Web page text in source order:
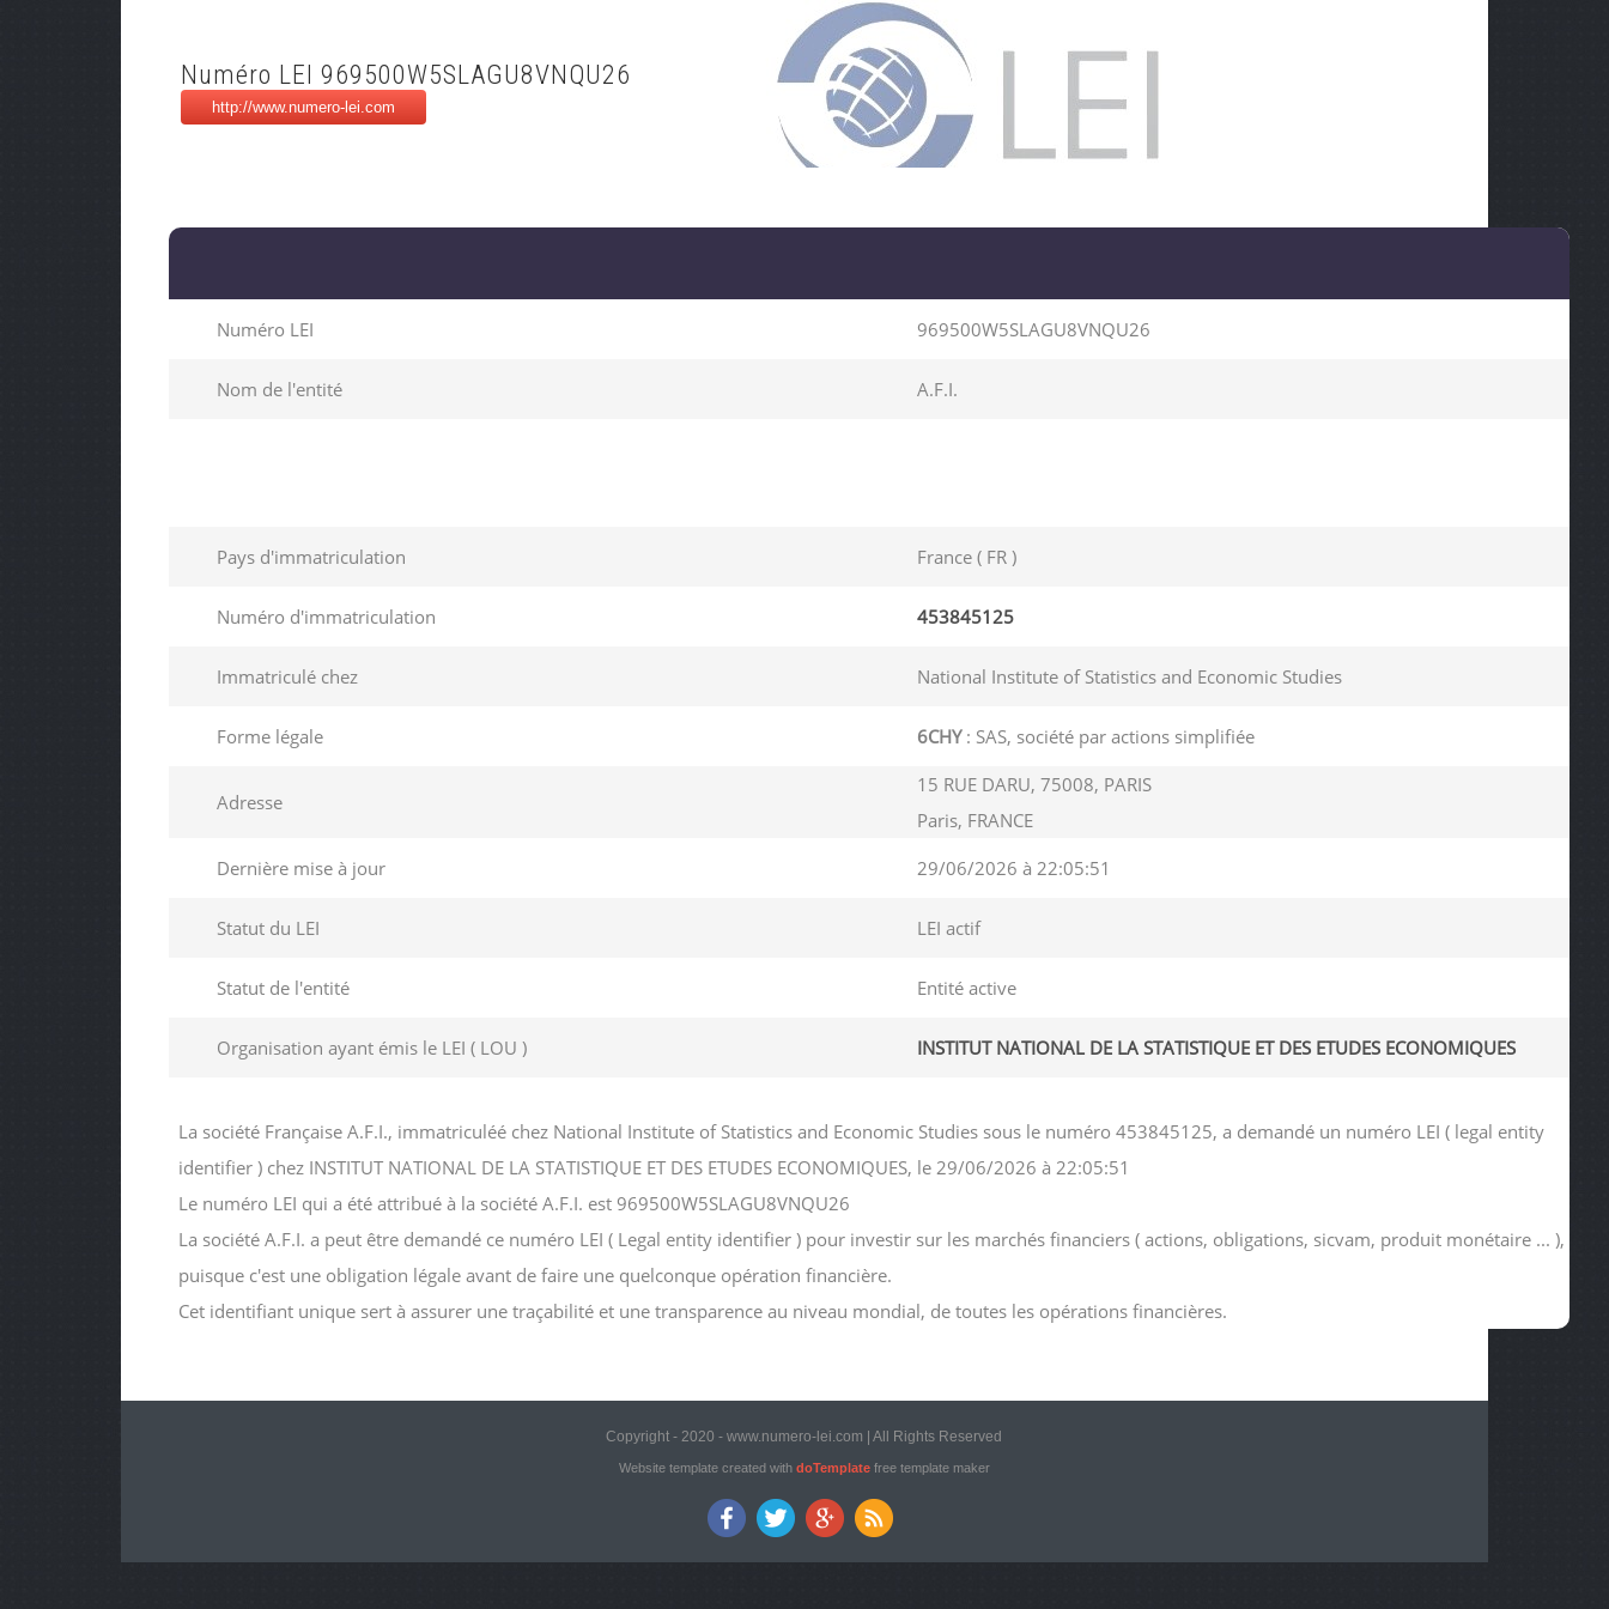
Numéro LEI 969500W5SLAGU8VNQU26
Numéro LEI 969500W5SLAGU8VNQU26
Nom de l'entité A.F.I.
Pays d'immatriculation France ( FR )
Numéro d'immatriculation 453845125
Immatriculé chez National Institute of Statistics and Economic Studies
Forme légale 6CHY: SAS, société par actions simplifiée
Adresse
15 RUE DARU, 75008, PARIS
Paris, FRANCE
Dernière mise à jour
29/06/2026 à 22:05:51
Statut du LEI LEI actif
Statut de l'entité Entité active
Organisation ayant émis le LEI ( LOU ) INSTITUT NATIONAL DE LA STATISTIQUE ET DES ETUDES ECONOMIQUES
La société Française A.F.I., immatriculéé chez National Institute of Statistics and Economic Studies sous le numéro 453845125, a demandé un numéro LEI ( legal entity
identifier ) chez INSTITUT NATIONAL DE LA STATISTIQUE ET DES ETUDES ECONOMIQUES, le 29/06/2026 à 22:05:51
Le numéro LEI qui a été attribué à la société A.F.I. est 969500W5SLAGU8VNQU26
La société A.F.I. a peut être demandé ce numéro LEI ( Legal entity identifier ) pour investir sur les marchés financiers ( actions, obligations, sicvam, produit monétaire ... ),
puisque c'est une obligation légale avant de faire une quelconque opération financière.
Cet identifiant unique sert à assurer une traçabilité et une transparence au niveau mondial, de toutes les opérations financières.
Copyright - 2020 - www.numero-lei.com | All Rights Reserved
Website template created with doTemplatefree template maker